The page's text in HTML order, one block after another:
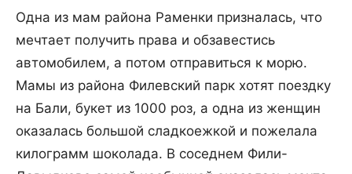
Одна из мам района Раменки призналась, что
мечтает получить права и обзавестись
автомобилем, а потом отправиться к морю.
Мамы из района Филевский парк хотят поездку
на Бали, букет из 1000 роз, а одна из женщин
оказалась большой сладкоежкой и пожелала
килограмм шоколада. В соседнем Фили-